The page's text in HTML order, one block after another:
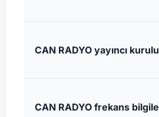
CAN RADYO yayıncı
CAN RADYO frekans